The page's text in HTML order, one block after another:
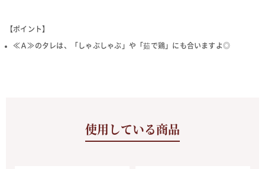
【ポイント】
≪Ａ≫のタレは、「しゃぶしゃぶ」や「茹で鶏」にも合いますよ◎
使用している商品